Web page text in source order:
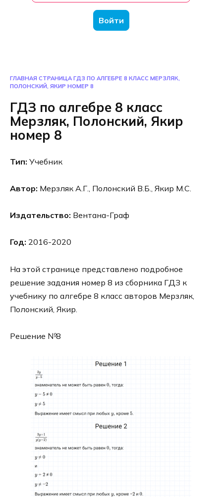
Войти
ГЛАВНАЯ СТРАНИЦА ГДЗ ПО АЛГЕБРЕ 8 КЛАСС МЕРЗЛЯК,
ПОЛОНСКИЙ, ЯКИР НОМЕР 8
ГДЗ по алгебре 8 класс
Мерзляк, Полонский, Якир
номер 8
Тип: Учебник
Автор: Мерзляк А.Г., Полонский В.Б., Якир М.С.
Издательство: Вентана-Граф
Год: 2016-2020
На этой странице представлено подробное
решение задания номер 8 из сборника ГДЗ к
учебнику по алгебре 8 класс авторов Мерзляк,
Полонский, Якир.
Решение №8